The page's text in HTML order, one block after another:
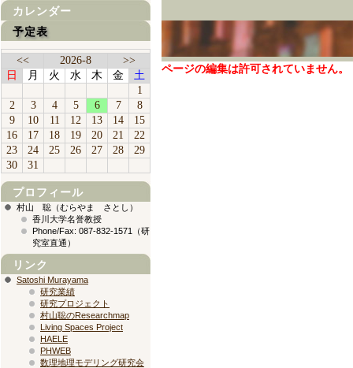
ページの編集は許可されていません。
カレンダー
予定表
<< 2026-8
>>
日
月 火 水 木 金
土
1
2
3 4 5 6 7
8
9
10 11 12 13 14
15
16
17 18 19 20 21
22
23
24 25 26 27 28
29
30
31
プロフィール
村山 聡（むらやま さとし）
香川大学名誉教授
Phone/Fax: 087-832-1571（研
究室直通）
リンク
Satoshi Murayama
研究業績
研究プロジェクト
村山聡のResearchmap
Living Spaces Project
HAELE
PHWEB
数理地理モデリング研究会